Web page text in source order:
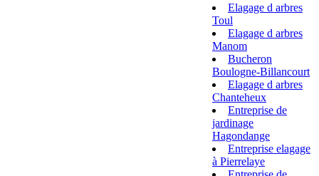
Elagage d arbres
Toul
Elagage d arbres
Manom
Bucheron
Boulogne-Billancourt
Elagage d arbres
Chanteheux
Entreprise de
jardinage
Hagondange
Entreprise elagage
à Pierrelaye